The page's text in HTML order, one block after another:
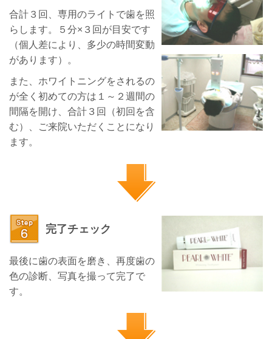
合計３回、専用のライトで歯を照
らします。５分×３回が目安です
（個人差により、多少の時間変動
があります）。
また、ホワイトニングをされるの
が全く初めての方は１～２週間の
間隔を開け、合計３回（初回を含
む）、ご来院いただくことになり
ます。
完了チェック
最後に歯の表面を磨き、再度歯の
色の診断、写真を撮って完了で
す。